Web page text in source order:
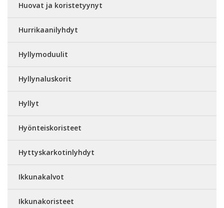
Huovat ja koristetyynyt
Hurrikaanilyhdyt
Hyllymoduulit
Hyllynaluskorit
Hyllyt
Hyönteiskoristeet
Hyttyskarkotinlyhdyt
Ikkunakalvot
Ikkunakoristeet